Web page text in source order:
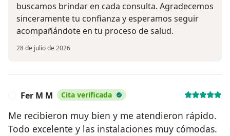
buscamos brindar en cada consulta. Agradecemos
sinceramente tu confianza y esperamos seguir
acompañándote en tu proceso de salud.
28 de julio de 2026
Fer M M Cita verificada
Me recibieron muy bien y me atendieron rápido.
Todo excelente y las instalaciones muy cómodas.